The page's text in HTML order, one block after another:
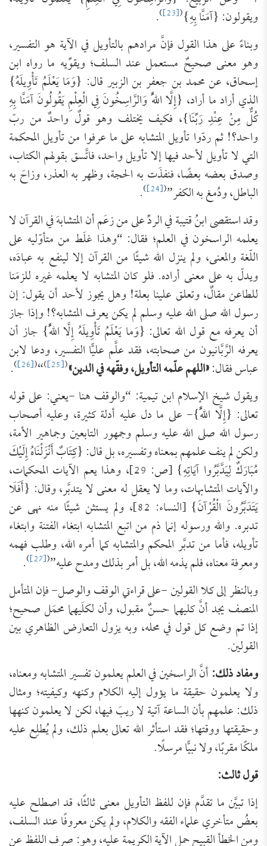
ويقولون: {آمَنَّا بِهِ}(
[23]
)
.
وبناءً على هذا القول فإنَّ مرادهم بالتأويل في الآية هو التفسير،
وهو معنى صحيحٌ مستعمل عند السلف؛ ويقوِّيه ما رواه ابن
إسحاق، عن محمد بن جعفر بن الزبير قال: {وَمَا يَعْلَمُ تَأْوِيلَهُ}
الذي أراد ما أراد، {إِلَّا اللَّهُ وَالرَّاسِخُونَ فِي الْعِلْمِ يَقُولُونَ آمَنَّا بِهِ
كُلٌّ مِنْ عِنْدِ رَبِّنَا}، فكيف يختلف وهو قولٌ واحدٌ من ربّ
واحد؟! ثم ردّوا تأويل المتشابه على ما عرفوا من تأويل المحكمة
التي لا تأويل لأحد فيها إلا تأويل واحد، فاتَّسق بقولهم الكتاب،
وصدق بعضه بعضًا، فنفذَت به الحجة، وظهر به العذر، وزاحَ به
الباطل، ودُمغ به الكفر”(
[24]
)
.
وقد استقصى ابنُ قتيبة في الردِّ على من زعَم أن المتشابهَ في القرآن لا
يعلمه الراسخون في العلم؛ فقال: “وهذا غلَط من متأوّليه على
اللّغة والمعنى، ولم ينزل الله شيئًا من القرآن إلا لينفع به عبادَه،
ويدلّ به على معنى أراده. فلو كان المتشابه لا يعلمه غيره للزمَنا
للطاعن مقالٌ، وتعلق علينا بعلة! وهل يجوز لأحد أن يقول: إن
رسول الله صلى الله عليه وسلم لم يكن يعرف المتشابه؟! وإذا جاز
أن يعرفه مع قول الله تعالى: {وَما يَعْلَمُ تَأْوِيلَهُ إِلَّا اللَّهُ} جاز أن
يعرفه الرَّبَّانيون من صحابته، فقد علَّم عليًّا التفسير، ودعا لابن
عباس فقال:«اللهم علّمه التأويل، وفقّهه في الدين»(
[25]
)
“
(
[26]
)
.
ويقول شيخ الإسلام ابن تيمية: “والوقف هنا -يعني: على قوله
تعالى: {إِلَّا اللَّهُ}- على ما دل عليه أدلة كثيرة، وعليه أصحاب
رسول الله صلى الله عليه وسلم وجمهور التابعين وجماهير الأمة،
ولكن لم ينف علمهم بمعناه وتفسيره، بل قال: {كِتَابٌ أَنْزَلْنَاهُ إِلَيْكَ
مُبَارَكٌ لِيَدَّبَّرُوا آيَاتِهِ} [ص: 29]، وهذا يعم الآيات المحكمات،
والآيات المتشابهات، وما لا يعقل له معنى لا يتدبَّر، وقال: {أَفَلَا
يَتَدَبَّرُونَ الْقُرْآنَ} [النساء: 82]، ولم يستثن شيئًا منه نهى عن
تدبره. والله ورسوله إنما ذم من اتبع المتشابه ابتغاء الفتنة وابتغاء
تأويله، فأما من تدبَّر المحكم والمتشابه كما أمره الله، وطلب فهمه
ومعرفة معناه، فلم يذمه الله، بل أمر بذلك ومدح عليه”(
[27]
)
.
وبالنظر إلى كلا القولين -على قراءتي الوقف والوصل- فإن المتأمل
المنصف يجد أنَّ كليهما حسنٌ مقبول، وأن لكلَيهما محمَل صحيح؛
إذا تم وضع كل قول في محله، وبه يزول التعارض الظاهري بين
القولين.
ومفاد ذلك:أنَّ الراسخين في العلم يعلمون تفسير المتشابه ومعناه،
ولا يعلمون حقيقة ما يؤول إليه الكلام وكنهه وكيفيته؛ ومثال
ذلك: علمهم بأن الساعة آتية لا ريبَ فيها، لكن لا يعلمون كنهها
وحقيقتها ووقتها؛ فقد استأثر الله تعالى بعلم ذلك، ولم يُطلِع عليه
ملكًا مقربًا، ولا نبيًّا مرسلًا.
قول ثالث:
إذا تبيَّن ما تقدَّم فإن للفظ التأويل معنى ثالثًا، قد اصطلح عليه
بعضُ متأخري علماء الفقه والكلام، ولم يكن معروفًا عند السلف،
ومن الخطأ القبيح حمل الآية الكريمة عليه، وهو: صرف اللفظ عن